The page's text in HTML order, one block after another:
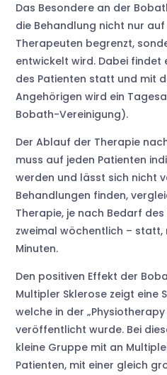
Das Besondere an der
die Behandlung nicht nur
Therapeuten begrenzt,
entwickelt wird. Dabei findet
des Patienten statt und mit
Angehörigen wird ein
Bobath-Vereinigung).
Der Ablauf der Therapie
muss auf jeden Patienten
werden und lässt sich nicht
Behandlungen finden,
Therapie, je nach Bedarf
zweimal wöchentlich – statt,
Minuten.
Den positiven Effekt der
Multipler Sklerose zeigt eine
welche in der
veröffentlicht wurde. Bei
kleine Gruppe mit an
Patienten, mit einer gleich